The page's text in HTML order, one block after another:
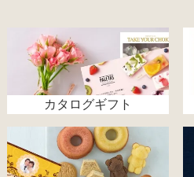
カタログギフト